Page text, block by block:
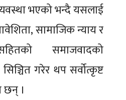
भएको भन्दै यसलाई
सामाजिक न्याय र
समाजवादको
गरेर थप सर्वोत्कृष्ट
।